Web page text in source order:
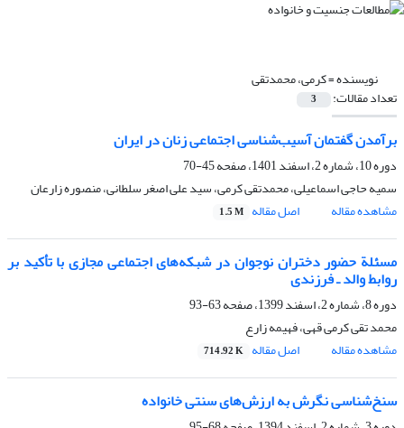
نویسنده =کرمی، محمدتقی
تعداد مقالات: 3
برآمدن گفتمان آسیب‌شناسی اجتماعی زنان در ایران
دوره 10، شماره 2، اسفند 1401، صفحه
45-70
سمیه حاجی اسماعیلی، محمدتقی کرمی، سید علی اصغر سلطانی، منصوره زارعان
مشاهده مقاله
اصل مقاله 1.5 M
مسئلة حضور دختران نوجوان در شبکه‌های اجتماعی مجازی با تأکید بر
روابط والد ـ فرزندی
دوره 8، شماره 2، اسفند 1399، صفحه
63-93
محمد تقی کرمی قهی، فهیمه زارع
مشاهده مقاله
اصل مقاله 714.92 K
سنخ‌شناسی نگرش به ارزش‌های سنتی خانواده